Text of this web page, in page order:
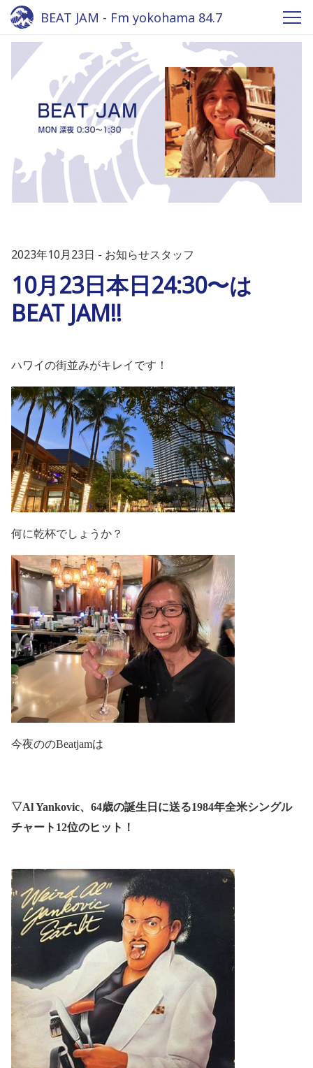
BEAT JAM - Fm yokohama 84.7
2023年10月23日 お知らせスタッフ
10月23日本日24:30〜は
BEAT JAM!!
ハワイの街並みがキレイです！
何に乾杯でしょうか？
今夜ののBeatjamは
▽Al Yankovic、 64歳の誕生日に送る1984年全米シングル
チャート 12位のヒット！